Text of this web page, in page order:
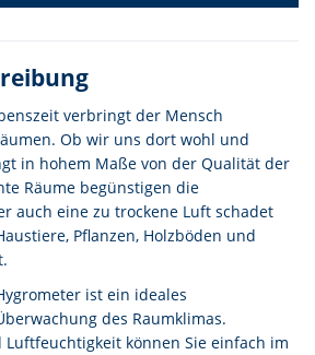
verbringt der Mensch
Ob wir uns dort wohl und
in hohem Maße von der Qualität der
Räume begünstigen die
auch eine zu trockene Luft schadet
Pflanzen, Holzböden und
ist ein ideales
des Raumklimas.
können Sie einfach im